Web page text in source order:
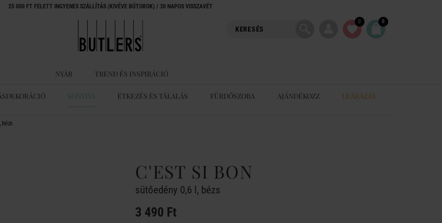
25 000 FT FELETT INGYENES SZÁLLÍTÁS (KIVÉVE BÚTOROK) / 30 NAPOS VISSZAVÉT
0 0
NYÁR TREND ÉS INSPIRÁCIÓ
KONYHA ÉTKEZÉS ÉS TÁLALÁS FÜRDŐSZOBA AJÁNDÉKOZZ LEÁRAZÁS
bézs
C'EST SI BON
sütőedény 0,6 l, bézs
3 490 Ft